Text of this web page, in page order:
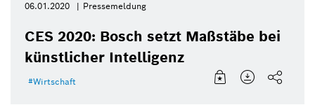
06.01.2020 Pressemeldung
CES 2020: Bosch setzt Maßstäbe bei
künstlicher Intelligenz
Wirtschaft